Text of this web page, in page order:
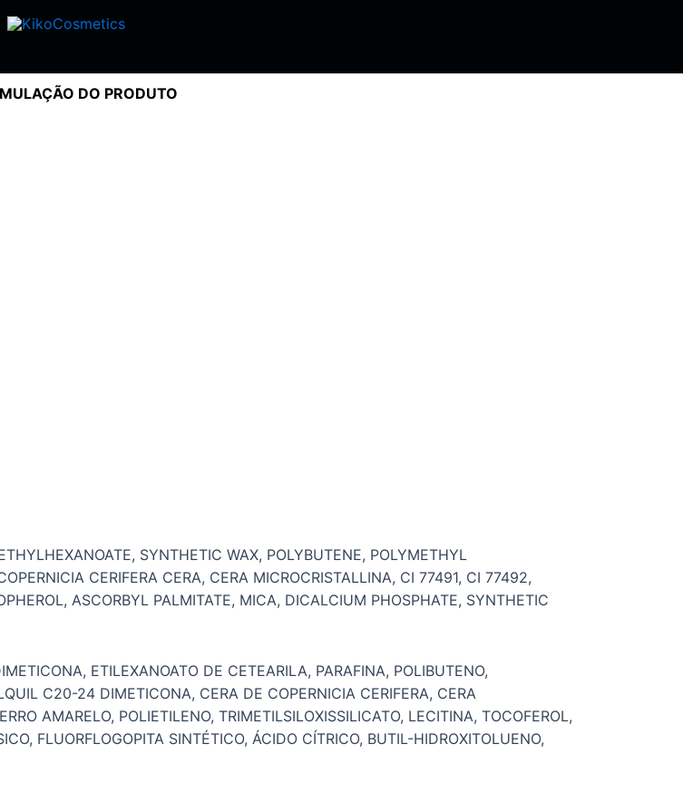
DO PRODUTO
SYNTHETIC WAX, POLYBUTENE, POLYMETHYL
CERIFERA CERA, CERA MICROCRISTALLINA, CI 77491, CI 77492,
ASCORBYL PALMITATE, MICA, DICALCIUM PHOSPHATE, SYNTHETIC
ETILEXANOATO DE CETEARILA, PARAFINA, POLIBUTENO,
C20-24 DIMETICONA, CERA DE COPERNICIA CERIFERA, CERA
AMARELO, POLIETILENO, TRIMETILSILOXISSILICATO, LECITINA, TOCOFEROL,
FLUORFLOGOPITA SINTÉTICO, ÁCIDO CÍTRICO, BUTIL-HIDROXITOLUENO,